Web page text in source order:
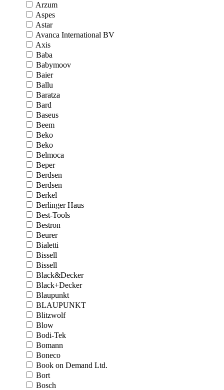
Arzum
Aspes
Astar
Avanca International BV
Axis
Baba
Babymoov
Baier
Ballu
Baratza
Bard
Baseus
Beem
Beko
Beko
Belmoca
Beper
Berdsen
Berdsen
Berkel
Berlinger Haus
Best-Tools
Bestron
Beurer
Bialetti
Bissell
Bissell
Black&Decker
Black+Decker
Blaupunkt
BLAUPUNKT
Blitzwolf
Blow
Bodi-Tek
Bomann
Boneco
Book on Demand Ltd.
Bort
Bosch